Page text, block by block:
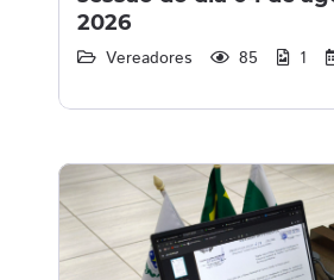
2026
Vereadores 85 1